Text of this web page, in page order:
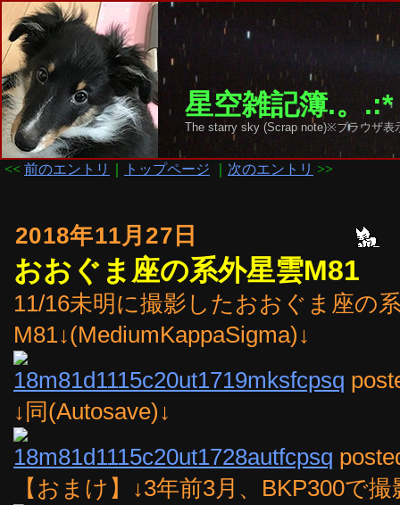
星空雑記簿.。
The starry sky (Scrap note)※ブラウザ
<< 前のエントリ トップページ 次のエントリ >>
2018年11月27日
おおぐま座の系外星雲M81
11/16未明に撮影したおおぐま座の
M81↓(MediumKappaSigma)↓
18m81d1115c20ut1719mksfcpsq
↓同(Autosave)↓
18m81d1115c20ut1728autfcpsq
【おまけ】↓3年前3月、BKP300で